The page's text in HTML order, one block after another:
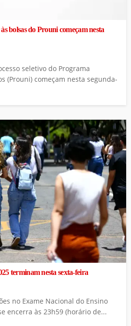
bolsas do Prouni começam nesta
seletivo do Programa
(Prouni) começam nesta segunda-
terminam nesta sexta-feira
no Exame Nacional do Ensino
encerra às 23h59 (horário de...